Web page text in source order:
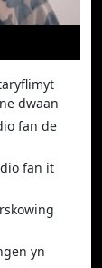
dwaan
fan de
fan it
yn